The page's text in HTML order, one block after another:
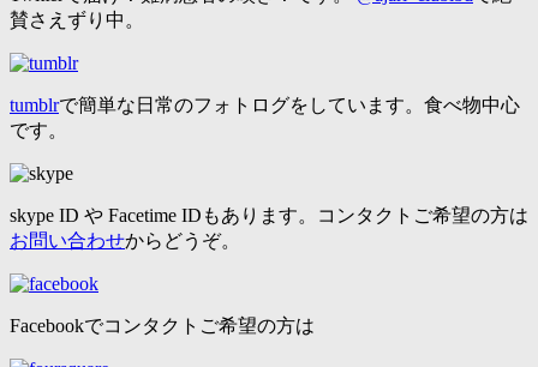
賛さえずり中。
tumblrで簡単な日常のフォトログをしています。食べ物中心
です。
skype ID や Facetime IDもあります。コンタクトご希望の方は
お問い合わせからどうぞ。
Facebookでコンタクトご希望の方は